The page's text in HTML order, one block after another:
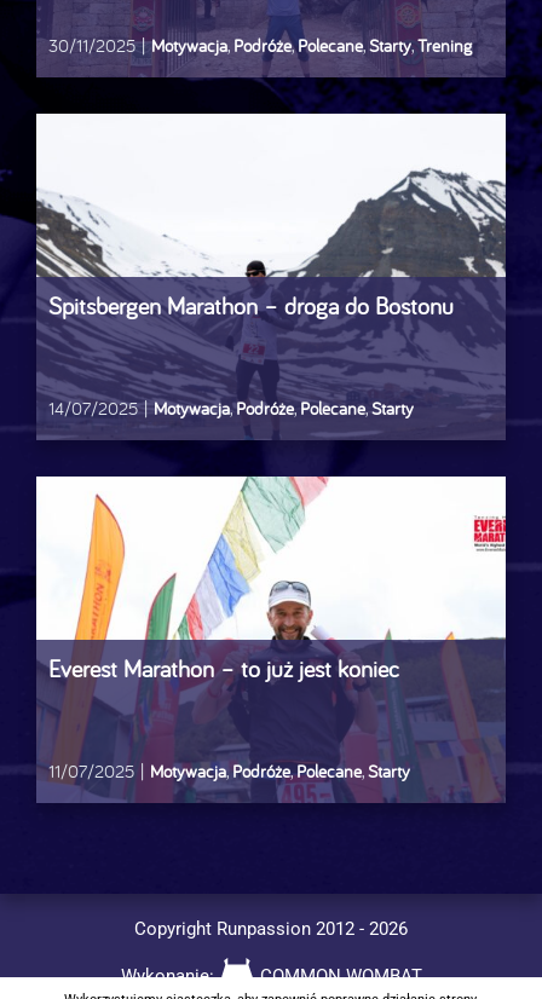
30/11/2025 | Motywacja, Podróże,Polecane,Starty,Trening
Spitsbergen Marathon – droga do Bostonu
14/07/2025 | Motywacja,Podróże,Polecane,Starty
Everest Marathon – to już jest koniec
11/07/2025 | Motywacja, Podróże,Polecane,Starty
Wykonanie: COMMON WOMBAT
Copyright Runpassion 2012 - 2026